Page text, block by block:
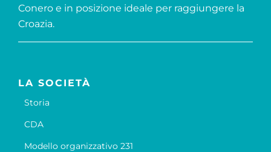
Conero e in posizione ideale per raggiungere la
Croazia.
LA SOCIETÀ
Storia
CDA
Modello organizzativo 231